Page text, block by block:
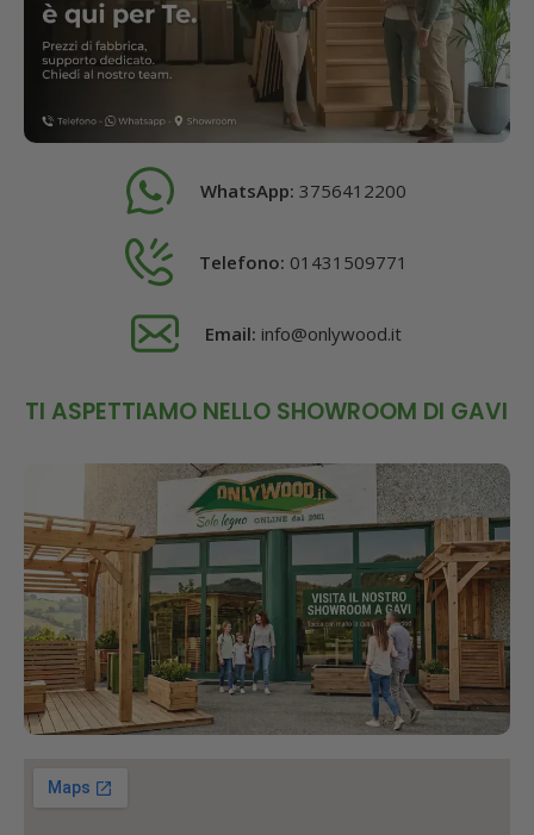
WhatsApp: 3756412200
Telefono: 01431509771
Email: info@onlywood.it
TI ASPETTIAMO NELLO SHOWROOM DI GAVI